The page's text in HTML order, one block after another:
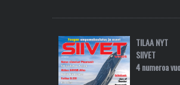
TILAA NYT
SIIVET
4 numeroa